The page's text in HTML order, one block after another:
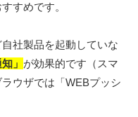
すめです。
社製品を起動していな
」 が効果的です（スマ
ウザでは「WEBプッシ